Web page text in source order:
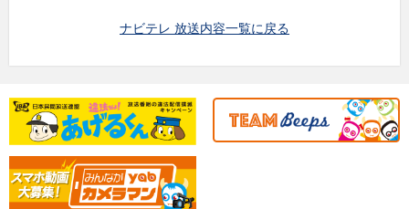
ナビテレ 放送内容一覧に戻る